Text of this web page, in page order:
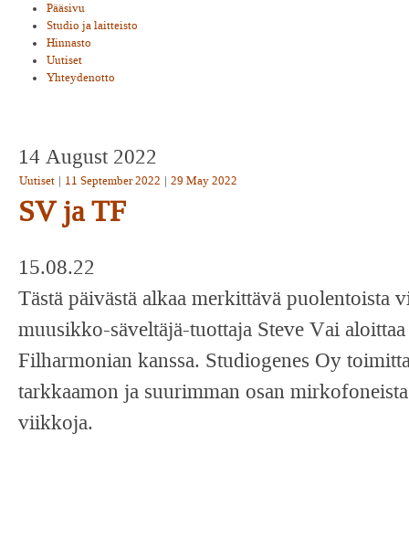
Pääsivu
Studio ja laitteisto
Hinnasto
Uutiset
Yhteydenotto
14 August 2022
Uutiset 11 September 2022 29 May 2022
SV ja TF
15.08.22
Tästä päivästä alkaa merkittävä puolentoista
muusikko-säveltäjä-tuottaja Steve Vai
Filharmonian kanssa. Studiogenes Oy
tarkkaamon ja suurimman osan
viikkoja.